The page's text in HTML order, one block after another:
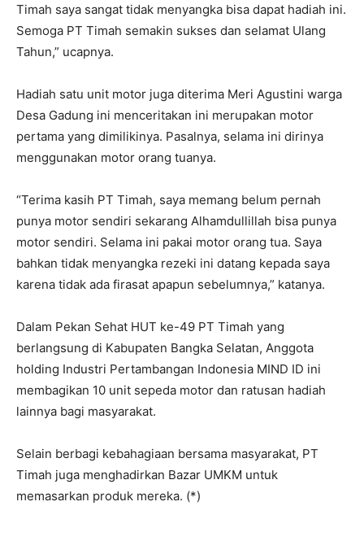
Timah saya sangat tidak menyangka bisa dapat hadiah ini.
Semoga PT Timah semakin sukses dan selamat Ulang
Tahun,” ucapnya.
Hadiah satu unit motor juga diterima Meri Agustini warga
Desa Gadung ini menceritakan ini merupakan motor
pertama yang dimilikinya. Pasalnya, selama ini dirinya
menggunakan motor orang tuanya.
“Terima kasih PT Timah, saya memang belum pernah
punya motor sendiri sekarang Alhamdullillah bisa punya
motor sendiri. Selama ini pakai motor orang tua. Saya
bahkan tidak menyangka rezeki ini datang kepada saya
karena tidak ada firasat apapun sebelumnya,” katanya.
Dalam Pekan Sehat HUT ke-49 PT Timah yang
berlangsung di Kabupaten Bangka Selatan, Anggota
holding Industri Pertambangan Indonesia MIND ID ini
membagikan 10 unit sepeda motor dan ratusan hadiah
lainnya bagi masyarakat.
Selain berbagi kebahagiaan bersama masyarakat, PT
Timah juga menghadirkan Bazar UMKM untuk
memasarkan produk mereka. (*)